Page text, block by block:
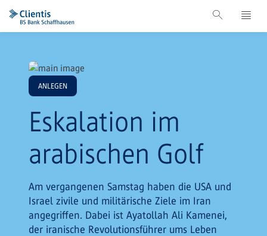
ANLEGEN
Eskalation im
arabischen Golf
Am vergangenen Samstag haben die USA und
Israel zivile und militärische Ziele im Iran
angegriffen. Dabei ist Ayatollah Ali Kamenei,
der iranische Revolutionsführer ums Leben